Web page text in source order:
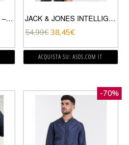
JACK & JONES – CORE – FELPA CON CAPPUCCIO CON LOGO STAMPATO COLORE BLU NAVY JACK & JONES INTELLIGENCE – GIACCA A COSTE NERA CON COLLETTO IN PILE BORG-NERO
54,99€ 38,45€
ACQUISTA SU: ASOS.COM IT
-70%